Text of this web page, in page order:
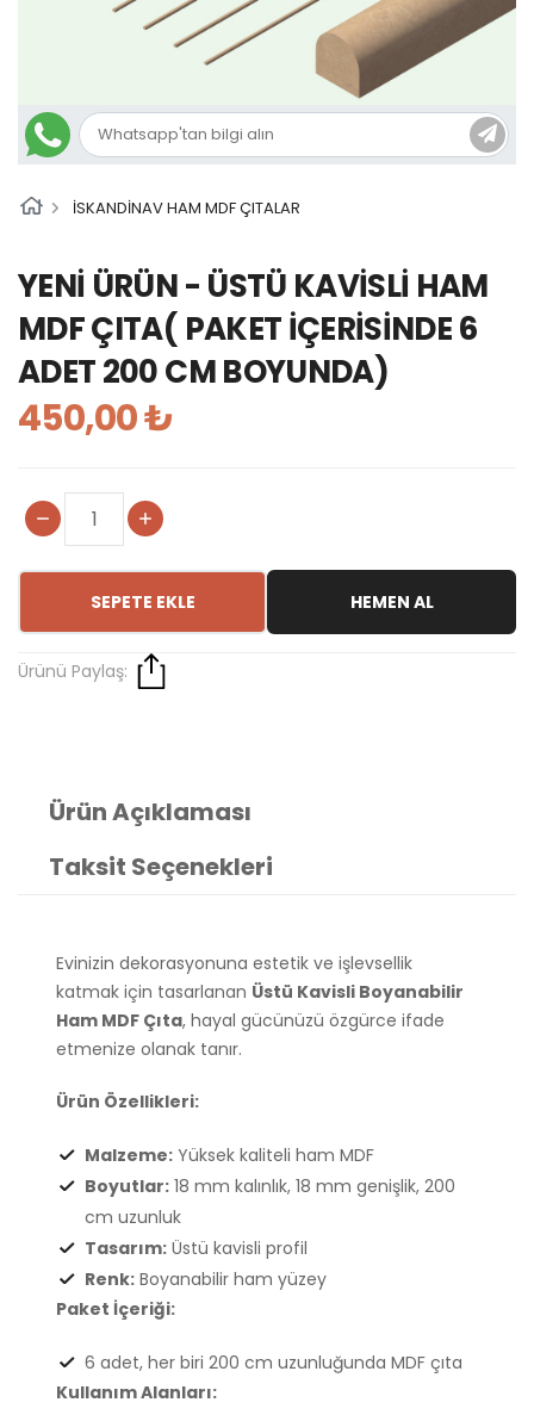
İSKANDİNAV HAM MDF ÇITALAR
YENİ ÜRÜN - ÜSTÜ KAVİSLİ HAM
MDF ÇITA( PAKET İÇERİSİNDE 6
ADET 200 CM BOYUNDA)
450,00 ₺
SEPETE EKLE HEMEN AL
Ürünü Paylaş:
Ürün Açıklaması
Taksit Seçenekleri
Evinizin dekorasyonuna estetik ve işlevsellik
katmak için tasarlanan Üstü Kavisli Boyanabilir
Ham MDF Çıta, hayal gücünüzü özgürce ifade
etmenize olanak tanır.
Ürün Özellikleri:
Malzeme: Yüksek kaliteli ham MDF
Boyutlar: 18 mm kalınlık, 18 mm genişlik, 200
cm uzunluk
Tasarım: Üstü kavisli profil
Renk: Boyanabilir ham yüzey
Paket İçeriği:
6 adet, her biri 200 cm uzunluğunda MDF çıta
Kullanım Alanları: